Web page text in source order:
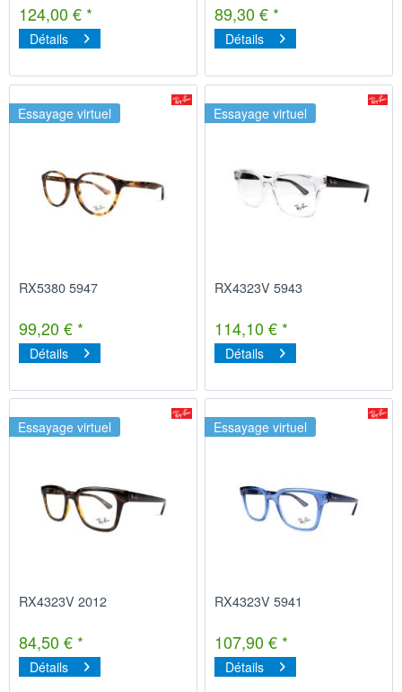
124,00 € *
Détails
89,30 € *
Détails
Essayage virtuel
RX5380 5947
99,20 € *
Détails
Essayage virtuel
RX4323V 5943
114,10 € *
Détails
Essayage virtuel
RX4323V 2012
84,50 € *
Détails
Essayage virtuel
RX4323V 5941
107,90 € *
Détails